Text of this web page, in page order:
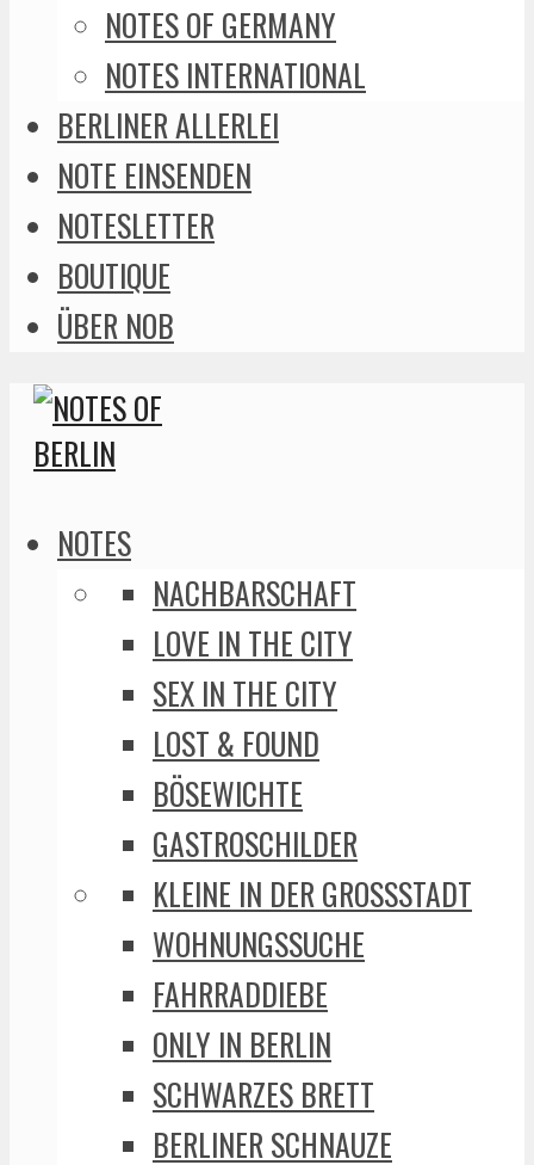
NOTES OF GERMANY
NOTES INTERNATIONAL
BERLINER ALLERLEI
NOTE EINSENDEN
NOTESLETTER
BOUTIQUE
ÜBER NOB
NOTES
NACHBARSCHAFT
LOVE IN THE CITY
SEX IN THE CITY
LOST & FOUND
BÖSEWICHTE
GASTROSCHILDER
KLEINE IN DER GROSSSTADT
WOHNUNGSSUCHE
FAHRRADDIEBE
ONLY IN BERLIN
SCHWARZES BRETT
BERLINER SCHNAUZE